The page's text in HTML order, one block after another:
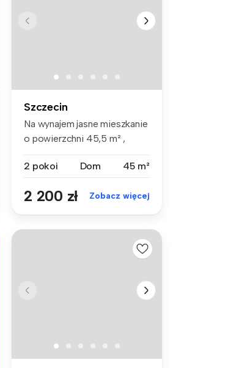
Szczecin
Na wynajem jasne mieszkanie
o powierzchni 45,5 m² ,
2 pokoi
Dom 45 m²
2 200 zł Zobacz więcej